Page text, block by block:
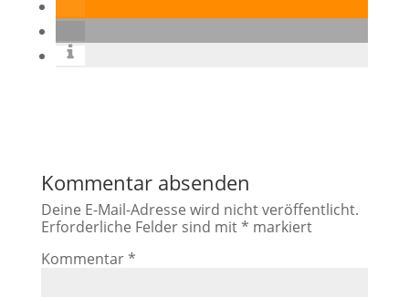
Kommentar absenden
Deine E-Mail-Adresse wird nicht veröffentlicht.
Erforderliche Felder sind mit* markiert
Kommentar*